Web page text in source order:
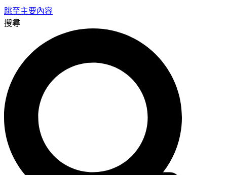
跳至主要內容
搜尋